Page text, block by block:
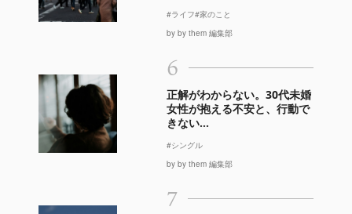
#ライフ#家のこと
by by them 編集部
6
正解がわからない。30代未婚
女性が抱える不安と、行動で
きない...
#シングル
by by them 編集部
7